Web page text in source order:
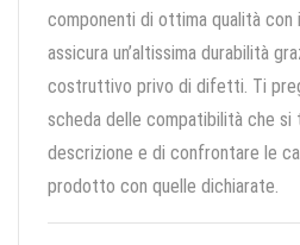
componenti di ottima qualità con
assicura un’altissima durabilità
costruttivo privo di difetti. Ti
scheda delle compatibilità che si
descrizione e di confrontare le
prodotto con quelle dichiarate.